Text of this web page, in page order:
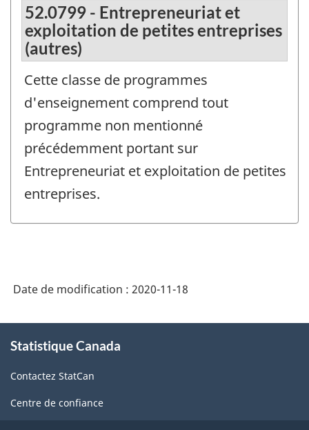
52.0799 - Entrepreneuriat et
exploitation de petites entreprises
(autres)
Cette classe de programmes
d'enseignement comprend tout
programme non mentionné
précédemment portant sur
Entrepreneuriat et exploitation de petites
entreprises.
Date de modification : 2020-11-18
propos
ce
site
Statistique Canada
Contactez StatCan
Centre de confiance